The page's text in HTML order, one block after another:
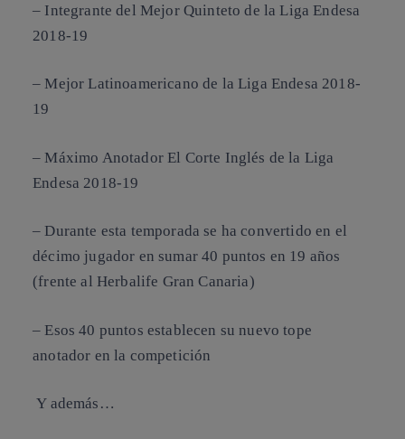
– Integrante del Mejor Quinteto de la Liga Endesa
2018-19
– Mejor Latinoamericano de la Liga Endesa 2018-
19
– Máximo Anotador El Corte Inglés de la Liga
Endesa 2018-19
– Durante esta temporada se ha convertido en el
décimo jugador en sumar 40 puntos en 19 años
(frente al Herbalife Gran Canaria)
– Esos 40 puntos establecen su nuevo tope
anotador en la competición
Y además…